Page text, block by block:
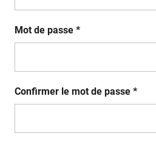
Mot de passe *
Confirmer le mot de passe *